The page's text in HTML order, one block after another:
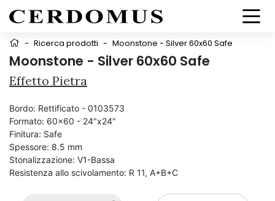
- Ricerca prodotti - Moonstone - Silver 60x60 Safe
Moonstone - Silver 60x60 Safe
Effetto Pietra
Bordo: Rettificato - 0103573
Formato: 60x60 - 24"x24"
Finitura: Safe
Spessore: 8.5 mm
Stonalizzazione: V1-Bassa
Resistenza allo scivolamento: R 11, A+B+C